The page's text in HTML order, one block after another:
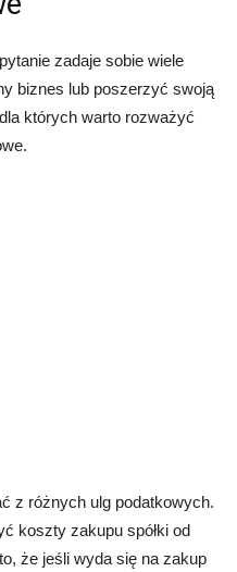
zadaje sobie wiele
biznes lub poszerzyć swoją
których warto rozważyć
z różnych ulg podatkowych.
koszty zakupu spółki od
że jeśli wyda się na zakup